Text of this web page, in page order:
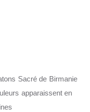
Sacré de Birmanie
apparaissent en